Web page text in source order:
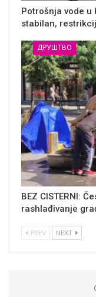
Potrošnja vode u
stabilan,
ДРУШТВО
BEZ CISTERNI:
rashlađivanje
PREV NEXT